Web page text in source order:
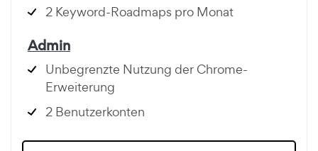
2 Keyword-Roadmaps pro Monat
Admin
Unbegrenzte Nutzung der Chrome-
Erweiterung
2 Benutzerkonten